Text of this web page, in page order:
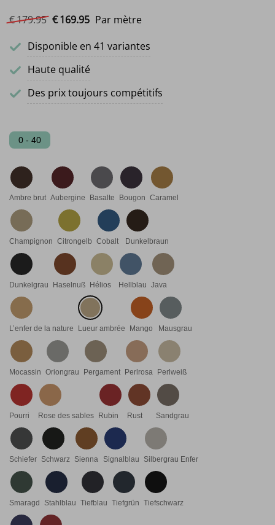
€179.95 Le prix initial était : €179.95.
€169.95Le prix actuel est : €169.95.
Par mètre
Disponible en 41 variantes
Haute qualité
Des prix toujours compétitifs
0 - 40
Ambre brut Aubergine Basalte Bougon Caramel
Champignon Citrongelb Cobalt Dunkelbraun
Dunkelgrau Haselnuß Hélios Hellblau Java
L’enfer de la nature Lueur ambrée Mango Mausgrau
Mocassin Oriongrau Pergament Perlrosa Perlweiß
Pourri Rose des sables Rubin Rust Sandgrau
Schiefer Schwarz Sienna Signalblau Silbergrau Enfer
Smaragd Stahlblau Tiefblau Tiefgrün Tiefschwarz